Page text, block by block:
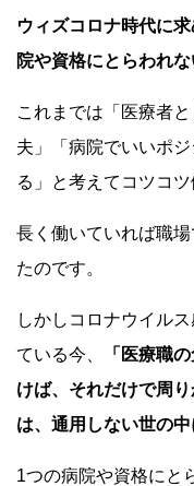
ウィズコロナ時代に
院や資格にとらわれ
これまでは「医療者
夫」「病院でいいポ
る」と考えてコツコ
長く働いていれば職
たのです。
しかしコロナウイル
ている今、
「医療職
けば、それだけで周
は、通用しない世の中
1つの病院や資格にと